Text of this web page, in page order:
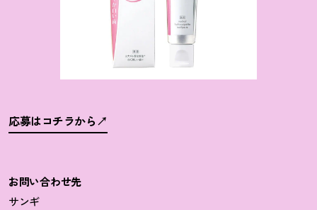
応募はコチラから
お問い合わせ先
サンギ